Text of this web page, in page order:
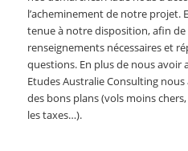
l’acheminement de notre projet.
tenue à notre disposition, afin
renseignements nécessaires et
questions. En plus de nous avoir
Etudes Australie Consulting
des bons plans (vols moins
les taxes…).